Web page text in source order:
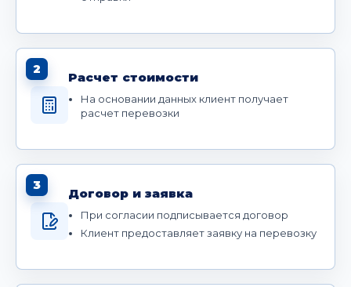
2
Расчет стоимости
На основании данных клиент получает
расчет перевозки
3
Договор и заявка
При согласии подписывается договор
Клиент предоставляет заявку на перевозку